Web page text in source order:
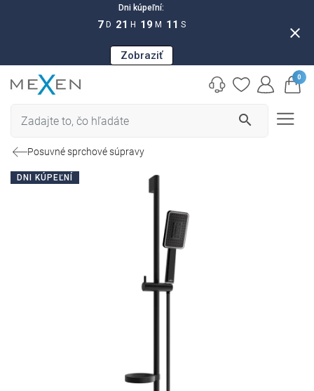
Dni kúpeľní:
7 D 21 H 19 M 10 S
Zobraziť
close
search
0
Posuvné sprchové súpravy
DNI KÚPEĽNÍ